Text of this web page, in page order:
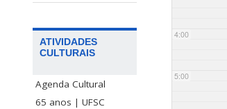
ATIVIDADES
CULTURAIS
Agenda Cultural
65 anos | UFSC
4:00
5:00